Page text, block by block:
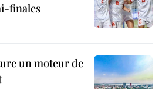
finales
un moteur de